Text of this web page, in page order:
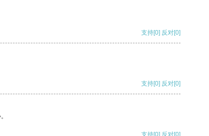
支持[0] 反对[0]
支持[0] 反对[0]
支持[0] 反对[0]